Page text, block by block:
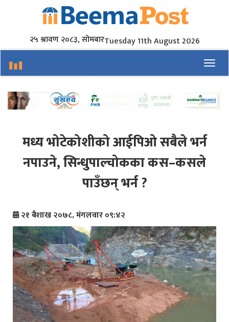
२५ श्रावण २०८३, सोमबारTuesday 11th August 2026
मध्य भोटेकोशीको आईपिओ सबैले भर्न
नपाउने, सिन्धुपाल्चोकका कस–कसले
पाउँछन् भर्न ?
२१ बैशाख २०७८, मंगलवार ०९:४२